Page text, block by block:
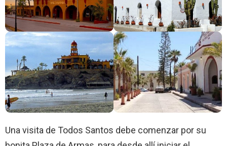
Una visita de Todos Santos debe comenzar por su